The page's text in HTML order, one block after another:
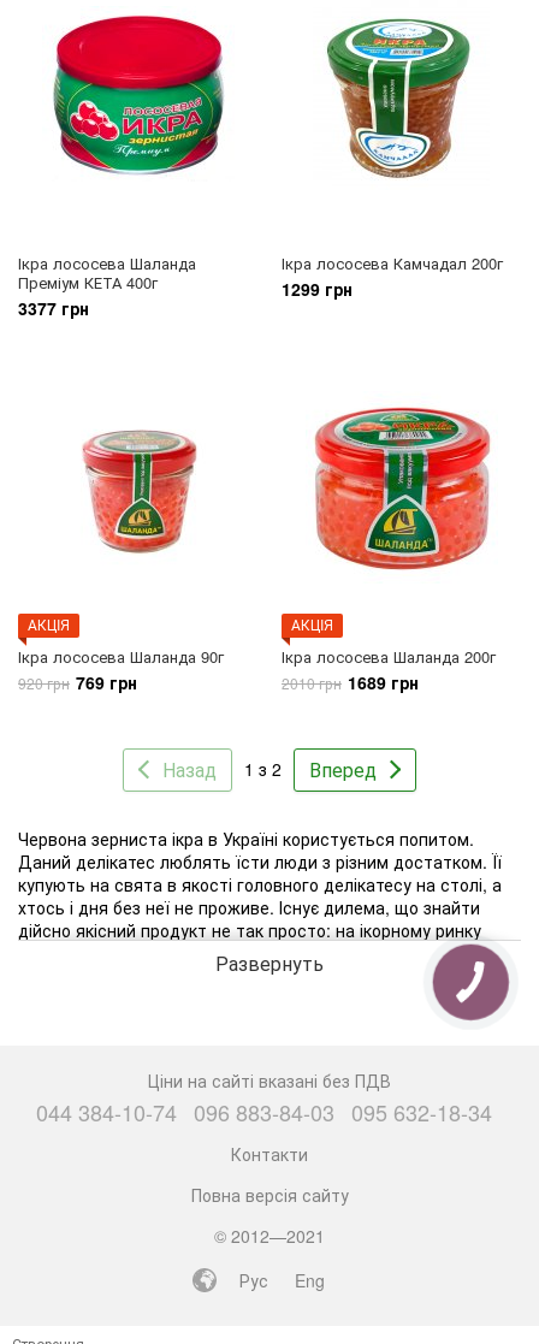
Ікра лососева Шаланда
Преміум КЕТА 400г
3377 грн
Ікра лососева Камчадал 200г
1299 грн
АКЦIЯ
Ікра лососева Шаланда 90г
920 грн 769 грн
АКЦIЯ
Ікра лососева Шаланда 200г
2010 грн 1689 грн
Назад 1 з 2 Вперед
Червона зерниста ікра в Україні користується попитом.
Даний делікатес люблять їсти люди з різним достатком. Її
купують на свята в якості головного делікатесу на столі, а
хтось і дня без неї не проживе. Існує дилема, що знайти
дійсно якісний продукт не так просто: на ікорному ринку
присутня некондиционная продукція і підробки.
походження більше сотні років. Даний делікатес воліють
салатах або в поєднанні «хліб з маслом». Не варто забувати
про млинці з червоною лососевою ікрою, які є одним з
традиційних страв. А також, ікра - популярний інгредієнт в
японській кухні, наприклад, в суші.
Купити червону зернисту ікру Київ
Купити червону зернисту ікру в Києві хочуть багато людей,
але знайти дійсно якісний продукт, який буде радувати
Развернуть
Ціни на сайті вказані без ПДВ
044 384-10-74 096 883-84-03 095 632-18-34
Контакти
Повна версія сайту
© 2012—2021
Рус
Eng